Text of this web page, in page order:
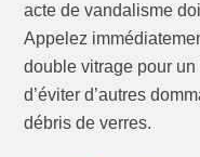
acte de vandalisme
Appelez
double vitrage pour
d’éviter d’autres
débris de verres.